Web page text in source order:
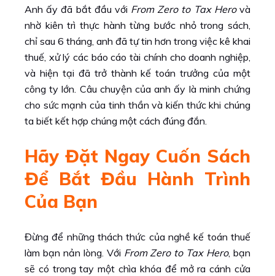
Anh ấy đã bắt đầu với From Zero to Tax Herovà
nhờ kiên trì thực hành từng bước nhỏ trong sách,
chỉ sau 6 tháng, anh đã tự tin hơn trong việc kê khai
thuế, xử lý các báo cáo tài chính cho doanh nghiệp,
và hiện tại đã trở thành kế toán trưởng của một
công ty lớn. Câu chuyện của anh ấy là minh chứng
cho sức mạnh của tinh thần và kiến thức khi chúng
ta biết kết hợp chúng một cách đúng đắn.
Hãy Đặt Ngay Cuốn Sách
Để Bắt Đầu Hành Trình
Của Bạn
Đừng để những thách thức của nghề kế toán thuế
làm bạn nản lòng. Với From Zero to Tax Hero, bạn
sẽ có trong tay một chìa khóa để mở ra cánh cửa